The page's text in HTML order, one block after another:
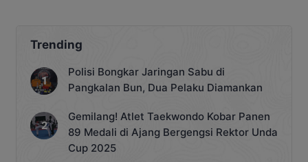
Trending
Polisi Bongkar Jaringan Sabu di
Pangkalan Bun, Dua Pelaku Diamankan
Gemilang! Atlet Taekwondo Kobar Panen
89 Medali di Ajang Bergengsi Rektor Unda
Cup 2025